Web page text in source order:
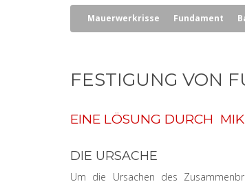
Mauerwerkrisse Fundament
FESTIGUNG VON
EINE LÖSUNG DURCH
DIE URSACHE
Um die Ursachen des